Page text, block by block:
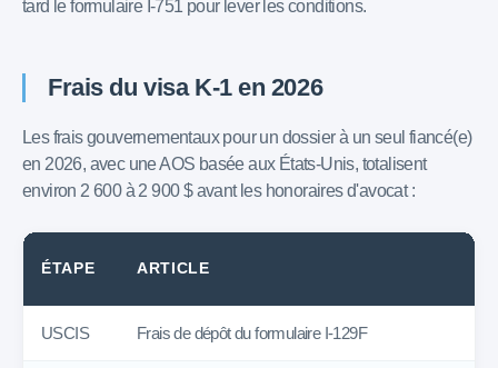
tard le formulaire I-751 pour lever les conditions.
Frais du visa K-1 en 2026
Les frais gouvernementaux pour un dossier à un seul fiancé(e)
en 2026, avec une AOS basée aux États-Unis, totalisent
environ 2 600 à 2 900 $ avant les honoraires d'avocat :
ÉTAPE ARTICLE
USCIS Frais de dépôt du formulaire I-129F